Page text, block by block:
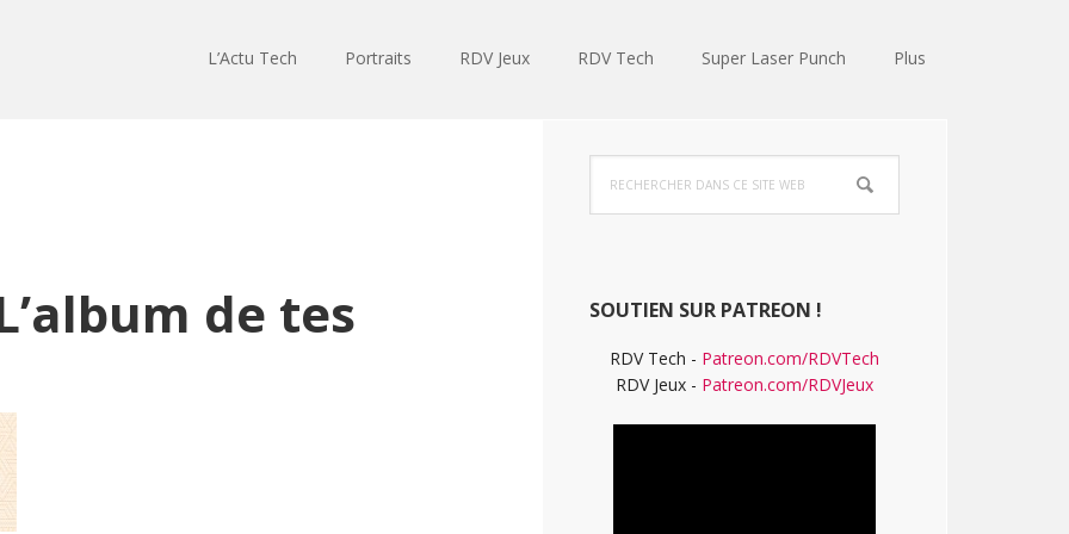
L’Actu Tech Portraits RDV Jeux RDV Tech Super Laser Punch Plus
de tes
Barre
latérale
dans
ce
SOUTIEN SUR PATREON !
RDV Tech - Patreon.com/RDVTech
RDV Jeux - Patreon.com/RDVJeux